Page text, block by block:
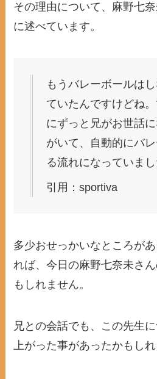
その理由について、麻野七
に述べています。
もうバレーボールは
ていたんですけどね
にずっと兄がお世話
がいて、自動的にバ
る流れになっていまし
引用：sportiva
多少おせっかいなところが
れば、今日の麻野七奈未さ
もしれません。
兄との会話でも、この先生
上がった事があったかもしれ